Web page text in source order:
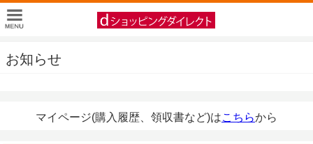
お知らせ
マイページ(購入履歴、領収書など)はこちらから